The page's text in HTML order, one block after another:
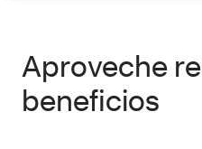
Aproveche
beneficios